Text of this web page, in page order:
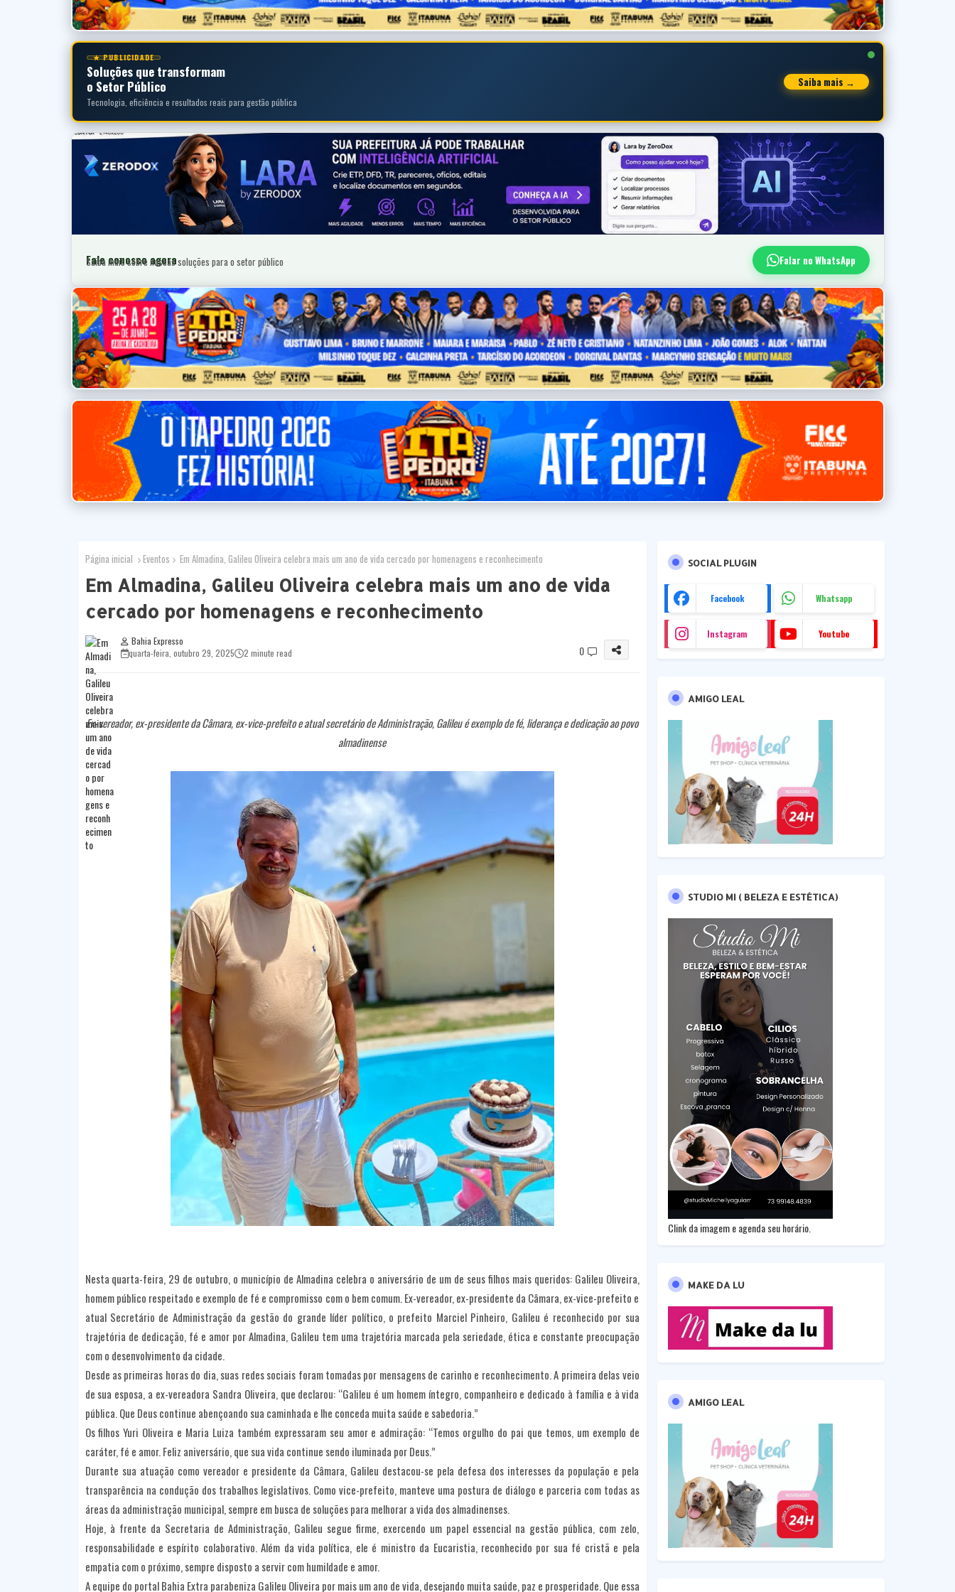
★ PUBLICIDADE
Soluções que transformam
o Setor Público
Tecnologia, eficiência e resultados reais para gestão pública
Saiba mais →
Fale conosco agora
Saiba mais sobre nossas soluções para o setor público Falar no WhatsApp
Página inicial Eventos Em Almadina, Galileu Oliveira celebra mais um ano de vida cercado por homenagens e reconhecimento
Em Almadina, Galileu Oliveira celebra mais um ano de vida
cercado por homenagens e reconhecimento
Bahia Expresso
quarta-feira, outubro 29, 2025
2 minute read 0
Ex-vereador, ex-presidente da Câmara, ex-vice-prefeito e atual secretário de Administração, Galileu é exemplo de fé, liderança e dedicação ao povo
almadinense
Nesta quarta-feira, 29 de outubro, o município de Almadina celebra o aniversário de um de seus filhos mais queridos: Galileu Oliveira,
homem público respeitado e exemplo de fé e compromisso com o bem comum. Ex-vereador, ex-presidente da Câmara, ex-vice-prefeito e
atual Secretário de Administração da gestão do grande líder político, o prefeito Marciel Pinheiro, Galileu é reconhecido por sua
trajetória de dedicação, fé e amor por Almadina, Galileu tem uma trajetória marcada pela seriedade, ética e constante preocupação
com o desenvolvimento da cidade.
Desde as primeiras horas do dia, suas redes sociais foram tomadas por mensagens de carinho e reconhecimento. A primeira delas veio
de sua esposa, a ex-vereadora Sandra Oliveira, que declarou: “Galileu é um homem íntegro, companheiro e dedicado à família e à vida
pública. Que Deus continue abençoando sua caminhada e lhe conceda muita saúde e sabedoria.”
Os filhos Yuri Oliveira e Maria Luiza também expressaram seu amor e admiração: “Temos orgulho do pai que temos, um exemplo de
caráter, fé e amor. Feliz aniversário, que sua vida continue sendo iluminada por Deus.”
Durante sua atuação como vereador e presidente da Câmara, Galileu destacou-se pela defesa dos interesses da população e pela
transparência na condução dos trabalhos legislativos. Como vice-prefeito, manteve uma postura de diálogo e parceria com todas as
áreas da administração municipal, sempre em busca de soluções para melhorar a vida dos almadinenses.
Hoje, à frente da Secretaria de Administração, Galileu segue firme, exercendo um papel essencial na gestão pública, com zelo,
responsabilidade e espírito colaborativo. Além da vida política, ele é ministro da Eucaristia, reconhecido por sua fé cristã e pela
empatia com o próximo, sempre disposto a servir com humildade e amor.
A equipe do portal Bahia Extra parabeniza Galileu Oliveira por mais um ano de vida, desejando muita saúde, paz e prosperidade. Que essa
SOCIAL PLUGIN
Facebook Whatsapp
Instagram Youtube
AMIGO LEAL
STUDIO MI ( BELEZA E ESTÉTICA)
Clink da imagem e agenda seu horário.
MAKE DA LU
AMIGO LEAL